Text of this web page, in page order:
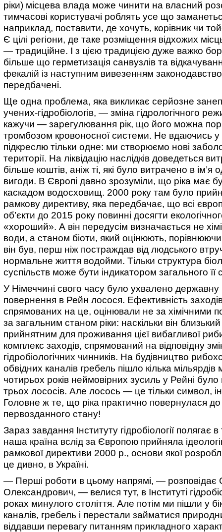
ріки) місцева влада може чинити на власний
тимчасові користувачі роблять усе що
наприклад, поставити, де хочуть, корівник чи
Є цілі регіони, де таке розміщення відхожих
— традиційне. І з цією традицією дуже важко
більше що герметизація санвузлів та
фекалій із наступним вивезенням
передбачені.
Ще одна проблема, яка викликає серйозне
учених-гідробіологів, — зміна гідрологічного
кажучи — зарегулювання рік, що його можна
тромбозом кровоносної системи. Не вдаючись у
підкреслю тільки одне: ми створюємо нові
території. На ліквідацію наслідків доведеться
більше коштів, аніж ті, які було витрачено в ім’я
вигоди. В Європі давно зрозуміли, що ріка має
каскадом водосховищ. 2000 року там було
рамкову директиву, яка передбачає, що всі
об’єкти до 2015 року повинні досягти
«хороший». А він передусім визначається не
води, а станом біоти, який оцінюють,
він був, перш ніж постраждав від людського
нормальне життя водойми. Тільки структура
суспільств може бути індикатором загального її
У Німеччині свого часу було ухвалено державну
повернення в Рейн лосося. Ефективність
спрямованих на це, оцінювали не за хімічними
за загальним станом ріки: наскільки він
прийнятним для проживання цієї вибагливої
комплекс заходів, спрямований на відповідну
гідробіологічних чинників. На будівництво
обвідних каналів гребель пішло кілька мільярдів
чотирьох років неймовірних зусиль у Рейні
трьох лососів. Але лосось — це тільки символ,
Головне ж те, що ріка практично повернулася до
первозданного стану!
Зараз завдання Інституту гідробіології полягає
наша країна вслід за Європою прийняла
рамкової директиви 2000 р., основи якої
це дивно, в Україні.
— Перші роботи в цьому напрямі, — розповідає
Олександрович, — велися тут, в Інституті
роках минулого століття. Але потім ми пішли у
каналів, гребель і перестали займатися
віддавши перевагу питанням прикладного